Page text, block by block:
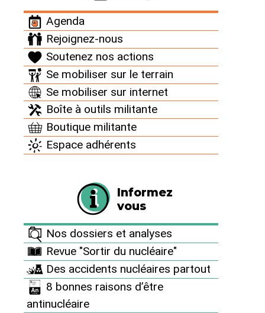
Agenda
Rejoignez-nous
Soutenez nos actions
Se mobiliser sur le terrain
Se mobiliser sur internet
Boîte à outils militante
Boutique militante
Espace adhérents
Informez
vous
Nos dossiers et analyses
Revue "Sortir du nucléaire"
Des accidents nucléaires partout
8 bonnes raisons d’être
antinucléaire
Rejoignez-nous
Le Réseau “Sortir du nucléaire” est une association
nationale qui fédère des groupes et individus œuvrant
pour la sortie du nucléaire. Antinucléaire d’un jour ou
antinucléaire de toujours, quelles que soient vos
possibilités d’implication, vous trouverez forcément
dans notre fédération un moyen d’action qui vous
conviendra, pour lutter à nos côtés en faveur de la
sortie du nucléaire.